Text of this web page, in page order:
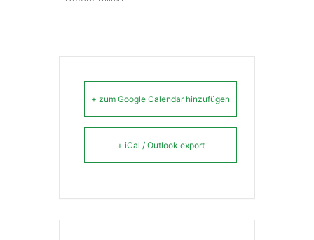
+ zum Google Calendar hinzufügen
+ iCal / Outlook export